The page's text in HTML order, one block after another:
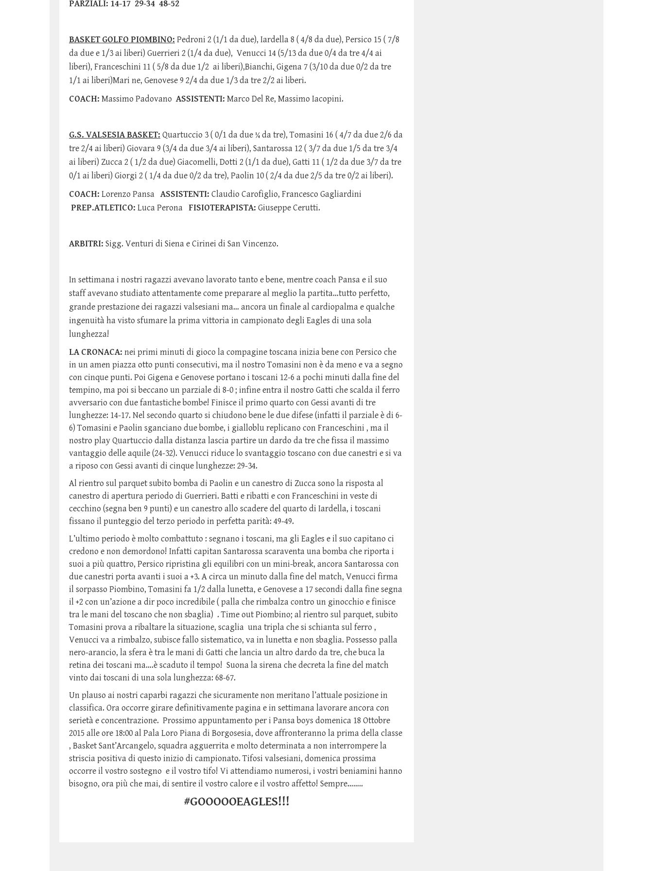
PARZIALI: 14-17 29-34 48-52
BASKET GOLFO PIOMBINO: Pedroni 2 (1/1 da due), Iardella 8 ( 4/8 da due), Persico 15 ( 7/8
da due e 1/3 ai liberi) Guerrieri 2 (1/4 da due), Venucci 14 (5/13 da due 0/4 da tre 4/4 ai
liberi), Franceschini 11 ( 5/8 da due 1/2 ai liberi),Bianchi, Gigena 7 (3/10 da due 0/2 da tre
1/1 ai liberi)Mari ne, Genovese 9 2/4 da due 1/3 da tre 2/2 ai liberi.
COACH: Massimo Padovano ASSISTENTI: Marco Del Re, Massimo Iacopini.
G.S. VALSESIA BASKET: Quartuccio 3 ( 0/1 da due ¼ da tre), Tomasini 16 ( 4/7 da due 2/6 da
tre 2/4 ai liberi) Giovara 9 (3/4 da due 3/4 ai liberi), Santarossa 12 ( 3/7 da due 1/5 da tre 3/4
ai liberi) Zucca 2 ( 1/2 da due) Giacomelli, Dotti 2 (1/1 da due), Gatti 11 ( 1/2 da due 3/7 da tre
0/1 ai liberi) Giorgi 2 ( 1/4 da due 0/2 da tre), Paolin 10 ( 2/4 da due 2/5 da tre 0/2 ai liberi).
COACH: Lorenzo Pansa ASSISTENTI: Claudio Carofiglio, Francesco Gagliardini
PREP.ATLETICO: Luca Perona FISIOTERAPISTA: Giuseppe Cerutti.
ARBITRI: Sigg. Venturi di Siena e Cirinei di San Vincenzo.
In settimana i nostri ragazzi avevano lavorato tanto e bene, mentre coach Pansa e il suo
staff avevano studiato attentamente come preparare al meglio la partita…tutto perfetto,
grande prestazione dei ragazzi valsesiani ma… ancora un finale al cardiopalma e qualche
ingenuità ha visto sfumare la prima vittoria in campionato degli Eagles di una sola
lunghezza!
LA CRONACA: nei primi minuti di gioco la compagine toscana inizia bene con Persico che
in un amen piazza otto punti consecutivi, ma il nostro Tomasini non è da meno e va a segno
con cinque punti. Poi Gigena e Genovese portano i toscani 12-6 a pochi minuti dalla fine del
tempino, ma poi si beccano un parziale di 8-0 ; infine entra il nostro Gatti che scalda il ferro
avversario con due fantastiche bombe! Finisce il primo quarto con Gessi avanti di tre
lunghezze: 14-17. Nel secondo quarto si chiudono bene le due difese (infatti il parziale è di 6-
6) Tomasini e Paolin sganciano due bombe, i gialloblu replicano con Franceschini , ma il
nostro play Quartuccio dalla distanza lascia partire un dardo da tre che fissa il massimo
vantaggio delle aquile (24-32). Venucci riduce lo svantaggio toscano con due canestri e si va
a riposo con Gessi avanti di cinque lunghezze: 29-34.
Al rientro sul parquet subito bomba di Paolin e un canestro di Zucca sono la risposta al
canestro di apertura periodo di Guerrieri. Batti e ribatti e con Franceschini in veste di
cecchino (segna ben 9 punti) e un canestro allo scadere del quarto di Iardella, i toscani
fissano il punteggio del terzo periodo in perfetta parità: 49-49.
L’ultimo periodo è molto combattuto : segnano i toscani, ma gli Eagles e il suo capitano ci
credono e non demordono! Infatti capitan Santarossa scaraventa una bomba che riporta i
suoi a più quattro, Persico ripristina gli equilibri con un mini-break, ancora Santarossa con
due canestri porta avanti i suoi a +3. A circa un minuto dalla fine del match, Venucci firma
il sorpasso Piombino, Tomasini fa 1/2 dalla lunetta, e Genovese a 17 secondi dalla fine segna
il +2 con un’azione a dir poco incredibile ( palla che rimbalza contro un ginocchio e finisce
tra le mani del toscano che non sbaglia) . Time out Piombino; al rientro sul parquet, subito
Tomasini prova a ribaltare la situazione, scaglia una tripla che si schianta sul ferro ,
Venucci va a rimbalzo, subisce fallo sistematico, va in lunetta e non sbaglia. Possesso palla
nero-arancio, la sfera è tra le mani di Gatti che lancia un altro dardo da tre, che buca la
retina dei toscani ma….è scaduto il tempo! Suona la sirena che decreta la fine del match
vinto dai toscani di una sola lunghezza: 68-67.
Un plauso ai nostri caparbi ragazzi che sicuramente non meritano l’attuale posizione in
classifica. Ora occorre girare definitivamente pagina e in settimana lavorare ancora con
serietà e concentrazione. Prossimo appuntamento per i Pansa boys domenica 18 Ottobre
2015 alle ore 18:00 al Pala Loro Piana di Borgosesia, dove affronteranno la prima della classe
, Basket Sant’Arcangelo, squadra agguerrita e molto determinata a non interrompere la
striscia positiva di questo inizio di campionato. Tifosi valsesiani, domenica prossima
occorre il vostro sostegno e il vostro tifo! Vi attendiamo numerosi, i vostri beniamini hanno
bisogno, ora più che mai, di sentire il vostro calore e il vostro affetto! Sempre……..
#GOOOOOEAGLES!!!